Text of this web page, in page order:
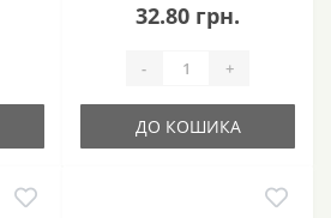
32.80 грн.
- +
ДО КОШИКА